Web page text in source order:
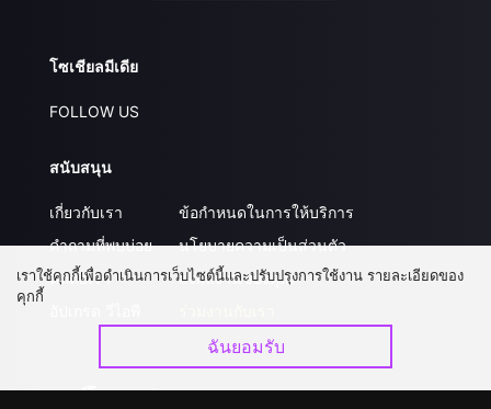
โซเชียลมีเดีย
FOLLOW US
สนับสนุน
เกี่ยวกับเรา
คำถามที่พบบ่อย
ติดต่อเรา
ข้อกำหนดในการให้บริการ
นโยบายความเป็นส่วนตัว
ส่งผลงานของคุณ
ดาวน์โหลดแอป
เราใช้คุกกี้เพื่อดำเนินการเว็บไซต์นี้และปรับปรุงการใช้งาน รายละเอียดของ
คุกกี้
ฉันยอมรับ